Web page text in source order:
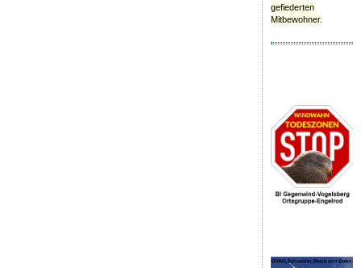
gefiederten
Mitbewohner.